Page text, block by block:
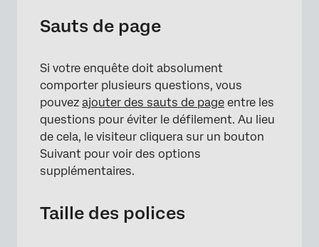
Sauts de page
Si votre enquête doit absolument
comporter plusieurs questions, vous
pouvez ajouter des sauts de page entre les
questions pour éviter le défilement. Au lieu
de cela, le visiteur cliquera sur un bouton
Suivant pour voir des options
supplémentaires.
Taille des polices